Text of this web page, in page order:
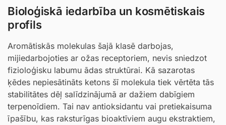
Bioloģiskā iedarbība un kosmētiskais
profils
Aromātiskās molekulas šajā klasē darbojas,
mijiedarbojoties ar ožas receptoriem, nevis sniedzot
fizioloģisku labumu ādas struktūrai. Kā sazarotas
ķēdes nepiesātināts ketons šī molekula tiek vērtēta tās
stabilitātes dēļ salīdzinājumā ar dažiem dabīgiem
terpenoīdiem. Tai nav antioksidantu vai pretiekaisuma
īpašību, kas raksturīgas bioaktīviem augu ekstraktiem,